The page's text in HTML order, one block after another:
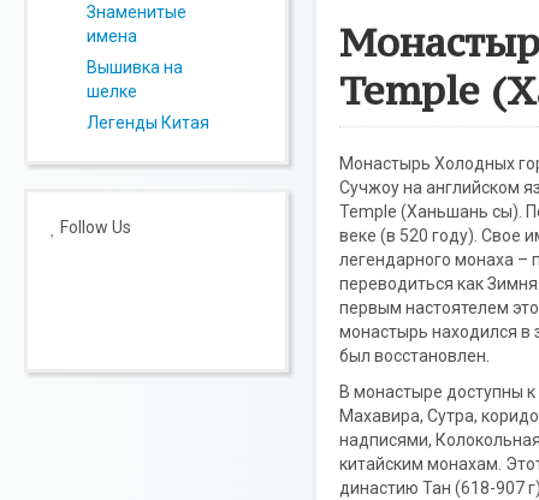
Знаменитые
имена
Вышивка на
шелке
Легенды Китая
Follow Us
Temple
Монастырь Холодных
Сучжоу на английском
Temple (Ханьшань сы).
веке (в 520 году). Свое
легендарного монаха –
переводиться как
первым настоятелем
монастырь находился в
был восстановлен.
В монастыре доступны
Махавира, Сутра,
надписями,
китайским монахам.
династию Тан (618-907